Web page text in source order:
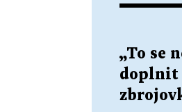
„To se
doplnit